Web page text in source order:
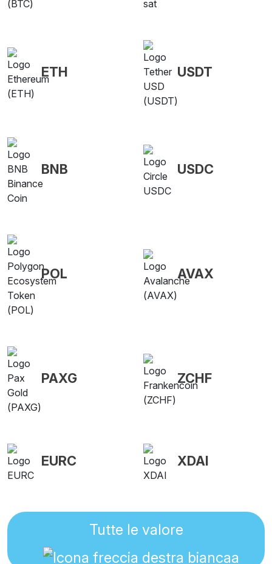
ETH USDT
BNB USDC
POL AVAX
PAXG ZCHF
EURC XDAI
Tutte le valore